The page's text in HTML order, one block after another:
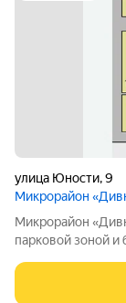
улица Юности,9
Микрорайон
Микрорайон «Дивногорский» это
парковой зоной
с безопасным